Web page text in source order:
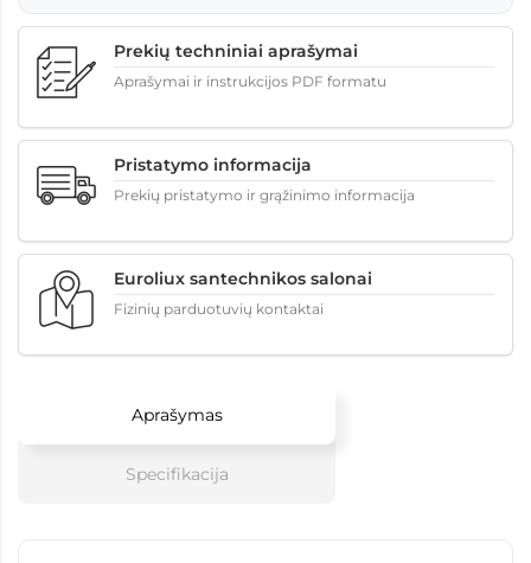
Prekių techniniai aprašymai
Aprašymai ir instrukcijos PDF formatu
Pristatymo informacija
Prekių pristatymo ir grąžinimo informacija
Euroliux santechnikos salonai
Fizinių parduotuvių kontaktai
Aprašymas
Specifikacija